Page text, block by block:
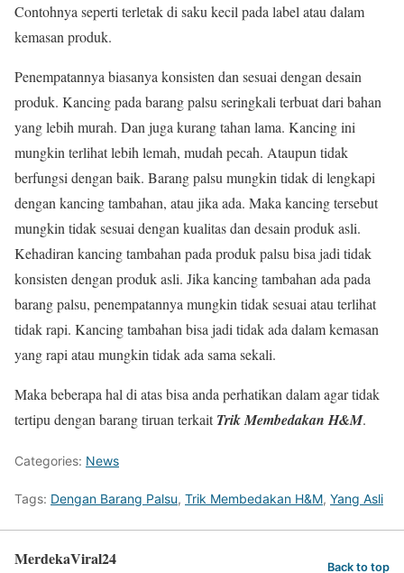
Contohnya seperti terletak di saku kecil pada label atau dalam
kemasan produk.
Penempatannya biasanya konsisten dan sesuai dengan desain
produk. Kancing pada barang palsu seringkali terbuat dari bahan
yang lebih murah. Dan juga kurang tahan lama. Kancing ini
mungkin terlihat lebih lemah, mudah pecah. Ataupun tidak
berfungsi dengan baik. Barang palsu mungkin tidak di lengkapi
dengan kancing tambahan, atau jika ada. Maka kancing tersebut
mungkin tidak sesuai dengan kualitas dan desain produk asli.
Kehadiran kancing tambahan pada produk palsu bisa jadi tidak
konsisten dengan produk asli. Jika kancing tambahan ada pada
barang palsu, penempatannya mungkin tidak sesuai atau terlihat
tidak rapi. Kancing tambahan bisa jadi tidak ada dalam kemasan
yang rapi atau mungkin tidak ada sama sekali.
Maka beberapa hal di atas bisa anda perhatikan dalam agar tidak
tertipu dengan barang tiruan terkaitTrik Membedakan H&M.
Categories: News
Tags: Dengan Barang Palsu, Trik Membedakan H&M, Yang Asli
MerdekaViral24 Back to top